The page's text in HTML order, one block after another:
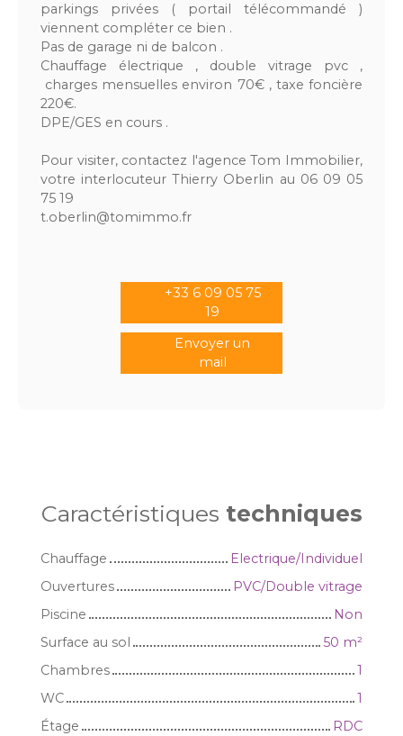
parkings privées ( portail télécommandé )
viennent compléter ce bien .
Pas de garage ni de balcon .
Chauffage électrique , double vitrage pvc ,
charges mensuelles environ 70€ , taxe foncière
220€.
DPE/GES en cours .
Pour visiter, contactez l'agence Tom Immobilier,
votre interlocuteur Thierry Oberlin au 06 09 05
75 19
t.oberlin@tomimmo.fr
+33 6 09 05 75
19
Envoyer un
mail
Caractéristiques techniques
Chauffage
Electrique/Individuel
Ouvertures
PVC/Double vitrage
Piscine
Non
Surface au sol
50 m²
Chambres
1
WC
1
Étage
RDC